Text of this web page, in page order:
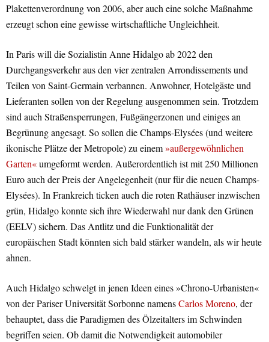
Plakettenverordnung von 2006, aber auch eine solche Maßnahme
erzeugt schon eine gewisse wirtschaftliche Ungleichheit.
In Paris will die Sozialistin Anne Hidalgo ab 2022 den
Durchgangsverkehr aus den vier zentralen Arrondissements und
Teilen von Saint-Germain verbannen. Anwohner, Hotelgäste und
Lieferanten sollen von der Regelung ausgenommen sein. Trotzdem
sind auch Straßensperrungen, Fußgängerzonen und einiges an
Begrünung angesagt. So sollen die Champs-Elysées (und weitere
ikonische Plätze der Metropole) zu einem»außergewöhnlichen
Garten«umgeformt werden. Außerordentlich ist mit 250 Millionen
Euro auch der Preis der Angelegenheit (nur für die neuen Champs-
Elysées). In Frankreich ticken auch die roten Rathäuser inzwischen
grün, Hidalgo konnte sich ihre Wiederwahl nur dank den Grünen
(EELV) sichern. Das Antlitz und die Funktionalität der
europäischen Stadt könnten sich bald stärker wandeln, als wir heute
ahnen.
Auch Hidalgo schwelgt in jenen Ideen eines »Chrono-Urbanisten«
von der Pariser Universität Sorbonne namensCarlos Moreno, der
behauptet, dass die Paradigmen des Ölzeitalters im Schwinden
begriffen seien. Ob damit die Notwendigkeit automobiler